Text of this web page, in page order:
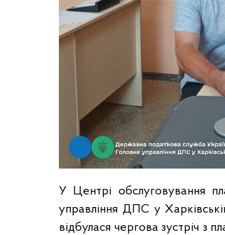
У Центрі обслуговування
управління ДПС у
відбулася чергова зустріч з